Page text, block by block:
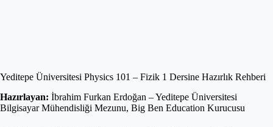
Yeditepe Üniversitesi Physics 101 – Fizik 1 Dersine Hazırlık Rehberi
Hazırlayan: İbrahim Furkan Erdoğan – Yeditepe Üniversitesi
Bilgisayar Mühendisliği Mezunu, Big Ben Education Kurucusu